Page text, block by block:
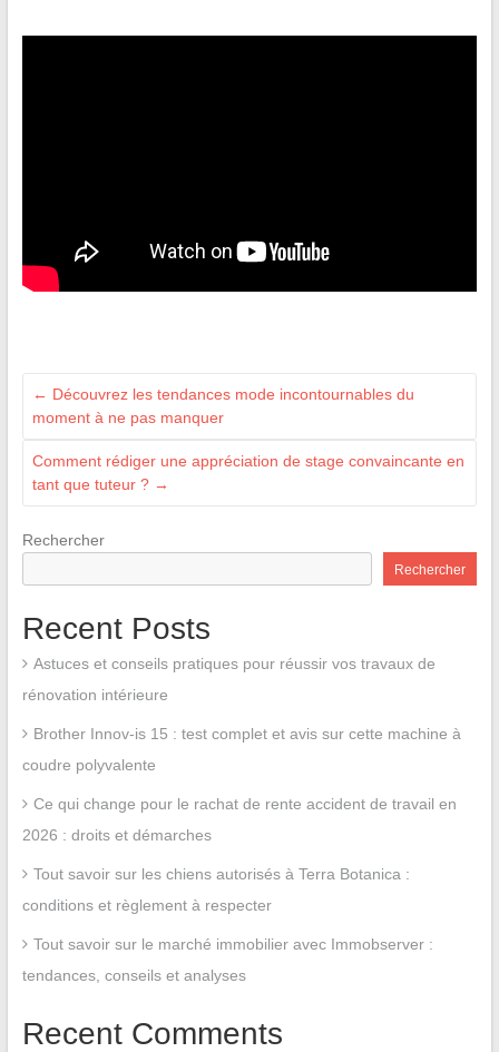
← Découvrez les tendances mode incontournables du
moment à ne pas manquer
Comment rédiger une appréciation de stage convaincante en
tant que tuteur ? →
Rechercher
Rechercher
Recent Posts
Astuces et conseils pratiques pour réussir vos travaux de
rénovation intérieure
Brother Innov-is 15 : test complet et avis sur cette machine à
coudre polyvalente
Ce qui change pour le rachat de rente accident de travail en
2026 : droits et démarches
Tout savoir sur les chiens autorisés à Terra Botanica :
conditions et règlement à respecter
Tout savoir sur le marché immobilier avec Immobserver :
tendances, conseils et analyses
Recent Comments